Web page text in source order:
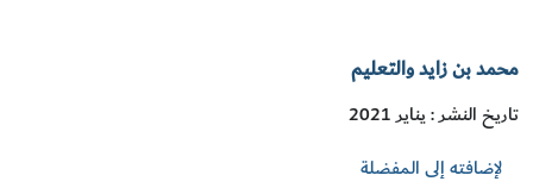
محمد بن زايد والتعليم
تاريخ النشر : يناير 2021
لإضافته إلى المفضلة